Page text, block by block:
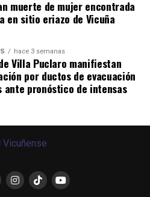
muerte de mujer encontrada
en sitio eriazo de Vicuña
hace 3 semanas
Villa Puclaro manifiestan
por ductos de evacuación
ante pronóstico de intensas